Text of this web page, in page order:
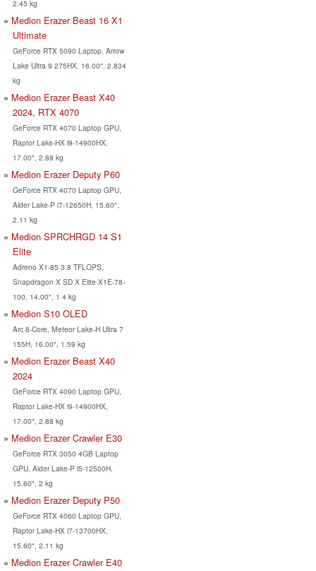
2.45 kg
Medion Erazer Beast 16 X1
Ultimate
GeForce RTX 5090 Laptop, Arrow
Lake Ultra 9 275HX, 16.00", 2.834
kg
Medion Erazer Beast X40
2024, RTX 4070
GeForce RTX 4070 Laptop GPU,
Raptor Lake-HX i9-14900HX,
17.00", 2.88 kg
Medion Erazer Deputy P60
GeForce RTX 4070 Laptop GPU,
Alder Lake-P i7-12650H, 15.60",
2.11 kg
Medion SPRCHRGD 14 S1
Elite
Adreno X1-85 3.8 TFLOPS,
Snapdragon X SD X Elite X1E-78-
100, 14.00", 1.4 kg
Medion S10 OLED
Arc 8-Core, Meteor Lake-H Ultra 7
155H, 16.00", 1.59 kg
Medion Erazer Beast X40
2024
GeForce RTX 4090 Laptop GPU,
Raptor Lake-HX i9-14900HX,
17.00", 2.88 kg
Medion Erazer Crawler E30
GeForce RTX 3050 4GB Laptop
GPU, Alder Lake-P i5-12500H,
15.60", 2 kg
Medion Erazer Deputy P50
GeForce RTX 4060 Laptop GPU,
Raptor Lake-HX i7-13700HX,
15.60", 2.11 kg
Medion Erazer Crawler E40